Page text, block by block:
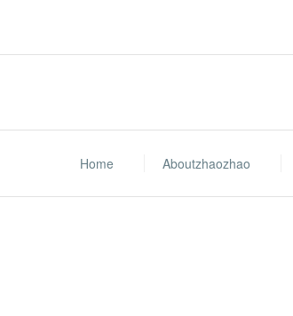
Home Aboutzhaozhao